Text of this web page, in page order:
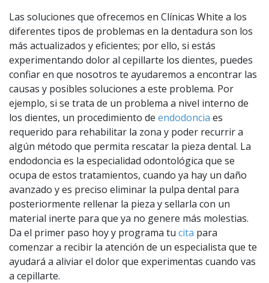
Las soluciones que ofrecemos en Clínicas White a los
diferentes tipos de problemas en la dentadura son los
más actualizados y eficientes; por ello, si estás
experimentando dolor al cepillarte los dientes, puedes
confiar en que nosotros te ayudaremos a encontrar las
causas y posibles soluciones a este problema. Por
ejemplo, si se trata de un problema a nivel interno de
los dientes, un procedimiento de endodoncia es
requerido para rehabilitar la zona y poder recurrir a
algún método que permita rescatar la pieza dental. La
endodoncia es la especialidad odontológica que se
ocupa de estos tratamientos, cuando ya hay un daño
avanzado y es preciso eliminar la pulpa dental para
posteriormente rellenar la pieza y sellarla con un
material inerte para que ya no genere más molestias.
Da el primer paso hoy y programa tu cita para
comenzar a recibir la atención de un especialista que te
ayudará a aliviar el dolor que experimentas cuando vas
a cepillarte.